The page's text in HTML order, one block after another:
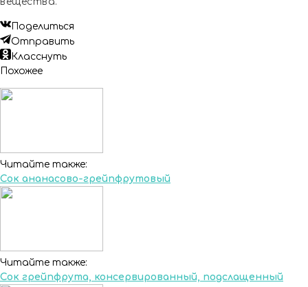
Поделиться
Отправить
Класснуть
Похожее
Читайте также:
Сок ананасово-грейпфрутовый
Читайте также:
Сок грейпфрута, консервированный, подслащенный